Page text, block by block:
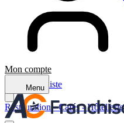
Mon compte
Menu
Retour à la liste
Restauration - Cafés - Hôtellerie